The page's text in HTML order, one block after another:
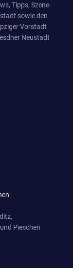
Tipps, Szene-
sowie den
Vorstadt
Neustadt
Pieschen